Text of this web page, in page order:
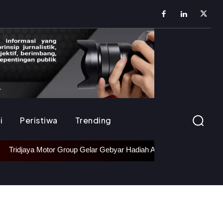
Peristiwa Trending
Motor Group Gelar Gebyar Hadiah Akbar 2026, Siapkan 26